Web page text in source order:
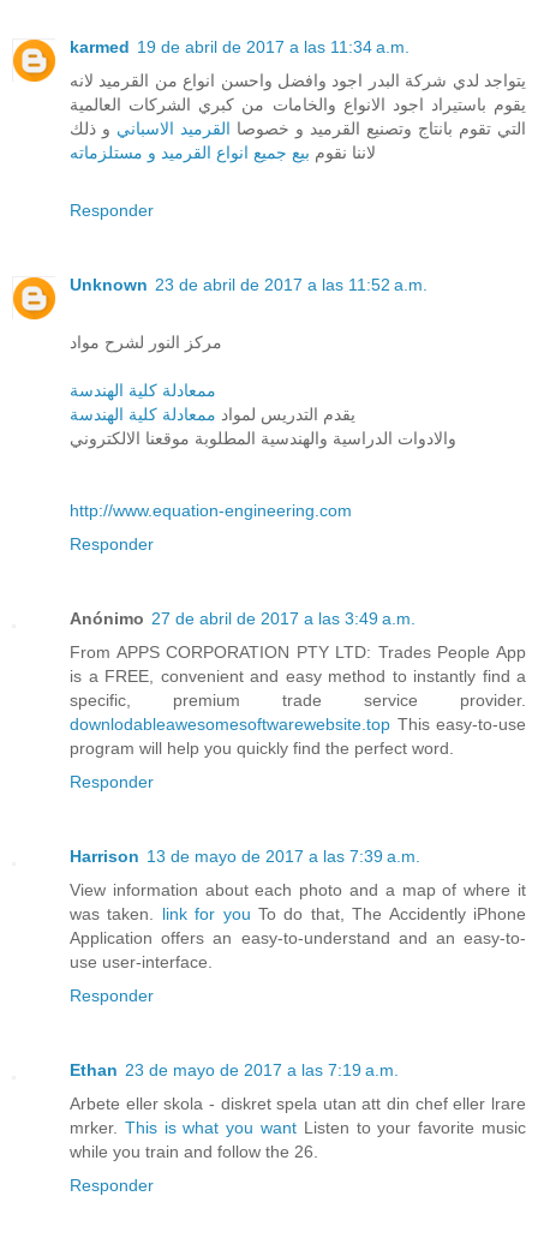
karmed 19 de abril de 2017 a las 11:34 a.m.
يتواجد لدي شركة البدر اجود وافضل واحسن انواع من القرميد لانه
يقوم باستيراد اجود الانواع والخامات من كبري الشركات العالمية
التي تقوم بانتاج وتصنيع القرميد و خصوصا القرميد الاسباني و ذلك
لاننا نقوم بيع جميع انواع القرميد و مستلزماته
Responder
Unknown 23 de abril de 2017 a las 11:52 a.m.
مركز النور لشرح مواد
ممعادلة كلية الهندسة
يقدم التدريس لمواد ممعادلة كلية الهندسة
والادوات الدراسية والهندسية المطلوبة موقعنا الالكتروني
http://www.equation-engineering.com
Responder
Anónimo 27 de abril de 2017 a las 3:49 a.m.
From APPS CORPORATION PTY LTD: Trades People App
is a FREE, convenient and easy method to instantly find a
specific, premium trade service provider.
downlodableawesomesoftwarewebsite.top This easy-to-use
program will help you quickly find the perfect word.
Responder
Harrison 13 de mayo de 2017 a las 7:39 a.m.
View information about each photo and a map of where it
was taken. link for you To do that, The Accidently iPhone
Application offers an easy-to-understand and an easy-to-
use user-interface.
Responder
Ethan 23 de mayo de 2017 a las 7:19 a.m.
Arbete eller skola - diskret spela utan att din chef eller lrare
mrker. This is what you want Listen to your favorite music
while you train and follow the 26.
Responder